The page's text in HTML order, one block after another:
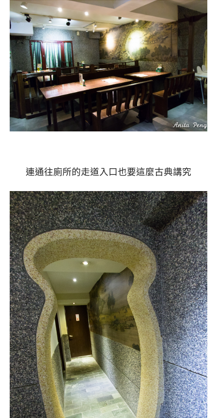
連通往廁所的走道入口也要這麼古典講究